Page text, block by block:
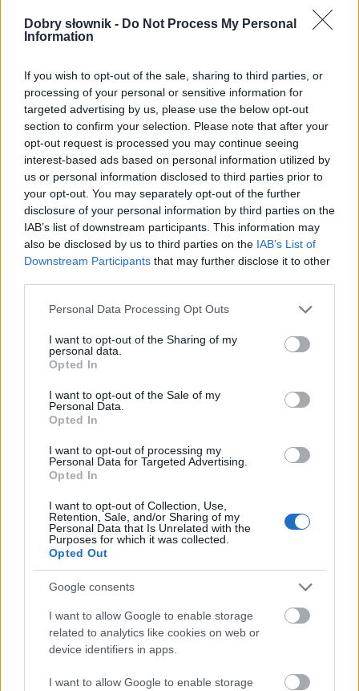
Dobry słownik - Do Not Process My Personal
Information
If you wish to opt-out of the sale, sharing to third parties, or
processing of your personal or sensitive information for
targeted advertising by us, please use the below opt-out
section to confirm your selection. Please note that after your
opt-out request is processed you may continue seeing
interest-based ads based on personal information utilized by
us or personal information disclosed to third parties prior to
your opt-out. You may separately opt-out of the further
disclosure of your personal information by third parties on the
IAB’s list of downstream participants. This information may
also be disclosed by us to third parties on the IAB’s List of
Downstream Participants that may further disclose it to other
Please note that this website/app uses one or more Google
not limited to your visit or usage behaviour. You may click to
grant or deny consent to Google and its third-party tags to
use your data for below specified purposes in below Google
consent section.
Personal Data Processing Opt Outs
I want to opt-out of the Sharing of my
personal data.
Opted In
I want to opt-out of the Sale of my
Personal Data.
Opted In
I want to opt-out of processing my
Personal Data for Targeted Advertising.
Opted In
I want to opt-out of Collection, Use,
Retention, Sale, and/or Sharing of my
Personal Data that Is Unrelated with the
Purposes for which it was collected.
Opted Out
Google consents
I want to allow Google to enable storage
related to analytics like cookies on web or
device identifiers in apps.
I want to allow Google to enable storage
Często sprawdzane
Przeznaczyć i nie żałować
informacji
Czykakaosię odmienia?
Ciekawostki
jak Piłat w Credo— Jeszcze o Piłacie
karawaka — Skąd nazwa karawaka
?
Mogą Cię zainteresować również hasła
magnificencja